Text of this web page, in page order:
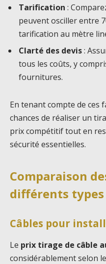
Tarification :
peuvent osciller entre
tarification au mètre
Clarté des devis:
tous les coûts, y
fournitures.
En tenant compte de ces
chances de réaliser un
prix compétitif tout en
sécurité essentielles.
Comparaison
différents types
Câbles pour
Le prix tirage de câble
considérablement selon